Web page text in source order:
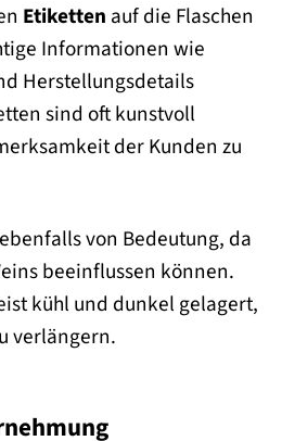
Etiketten auf die Flaschen
Informationen wie
Herstellungsdetails
sind oft kunstvoll
der Kunden zu
von Bedeutung, da
beeinflussen können.
kühl und dunkel gelagert,
verlängern.